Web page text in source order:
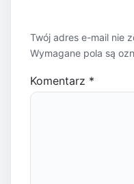
Twój adres e-mail nie
Wymagane pola są
Komentarz *